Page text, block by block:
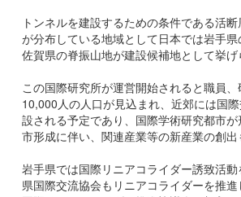
トンネルを建設するための条件である活
が分布している地域として日本では岩手県
佐賀県の脊振山地が建設候補地として挙げ
この国際研究所が運営開始されると職員
10,000人の人口が見込まれ、近郊には国
設される予定であり、国際学術研究都市
市形成に伴い、関連産業等の新産業の創出
岩手県では国際リニアコライダー誘致活
県国際交流協会もリニアコライダーを推